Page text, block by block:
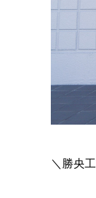
＼勝央